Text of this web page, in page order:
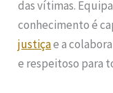
das vítimas.
conhecimento é
justiçae a
e respeitoso para